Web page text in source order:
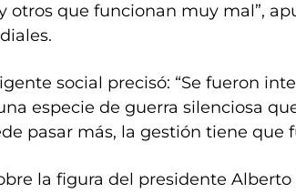
otros que funcionan muy mal”,
social precisó: “Se fueron
especie de guerra silenciosa
pasar más, la gestión tiene que
la figura del presidente Alberto